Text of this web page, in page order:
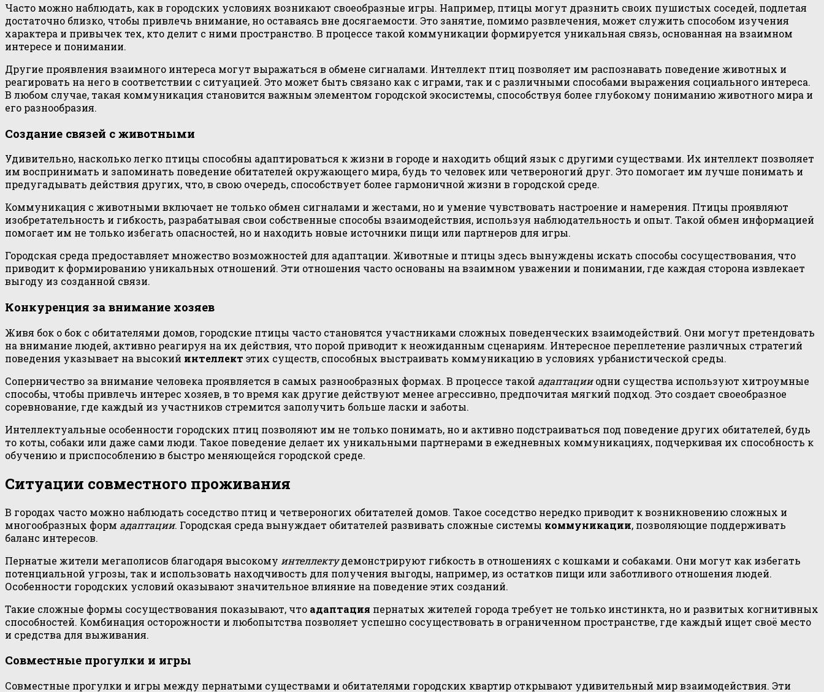
Часто можно наблюдать, как в городских условиях возникают своеобразные игры. Например, птицы могут дразнить своих пушистых соседей, подлетая
достаточно близко, чтобы привлечь внимание, но оставаясь вне досягаемости. Это занятие, помимо развлечения, может служить способом изучения
характера и привычек тех, кто делит с ними пространство. В процессе такой коммуникации формируется уникальная связь, основанная на взаимном
интересе и понимании.
Другие проявления взаимного интереса могут выражаться в обмене сигналами. Интеллект птиц позволяет им распознавать поведение животных и
реагировать на него в соответствии с ситуацией. Это может быть связано как с играми, так и с различными способами выражения социального интереса.
В любом случае, такая коммуникация становится важным элементом городской экосистемы, способствуя более глубокому пониманию животного мира и
его разнообразия.
Создание связей с животными
Удивительно, насколько легко птицы способны адаптироваться к жизни в городе и находить общий язык с другими существами. Их интеллект позволяет
им воспринимать и запоминать поведение обитателей окружающего мира, будь то человек или четвероногий друг. Это помогает им лучше понимать и
предугадывать действия других, что, в свою очередь, способствует более гармоничной жизни в городской среде.
Коммуникация с животными включает не только обмен сигналами и жестами, но и умение чувствовать настроение и намерения. Птицы проявляют
изобретательность и гибкость, разрабатывая свои собственные способы взаимодействия, используя наблюдательность и опыт. Такой обмен информацией
помогает им не только избегать опасностей, но и находить новые источники пищи или партнеров для игры.
Городская среда предоставляет множество возможностей для адаптации. Животные и птицы здесь вынуждены искать способы сосуществования, что
приводит к формированию уникальных отношений. Эти отношения часто основаны на взаимном уважении и понимании, где каждая сторона извлекает
выгоду из созданной связи.
Конкуренция за внимание хозяев
Живя бок о бок с обитателями домов, городские птицы часто становятся участниками сложных поведенческих взаимодействий. Они могут претендовать
на внимание людей, активно реагируя на их действия, что порой приводит к неожиданным сценариям. Интересное переплетение различных стратегий
поведения указывает на высокий интеллект этих существ, способных выстраивать коммуникацию в условиях урбанистической среды.
Соперничество за внимание человека проявляется в самых разнообразных формах. В процессе такой адаптацииодни существа используют хитроумные
способы, чтобы привлечь интерес хозяев, в то время как другие действуют менее агрессивно, предпочитая мягкий подход. Это создает своеобразное
соревнование, где каждый из участников стремится заполучить больше ласки и заботы.
Интеллектуальные особенности городских птиц позволяют им не только понимать, но и активно подстраиваться под поведение других обитателей, будь
то коты, собаки или даже сами люди. Такое поведение делает их уникальными партнерами в ежедневных коммуникациях, подчеркивая их способность к
обучению и приспособлению в быстро меняющейся городской среде.
Ситуации совместного проживания
В городах часто можно наблюдать соседство птиц и четвероногих обитателей домов. Такое соседство нередко приводит к возникновению сложных и
многообразных форм адаптации. Городская среда вынуждает обитателей развивать сложные системы коммуникации, позволяющие поддерживать
баланс интересов.
Пернатые жители мегаполисов благодаря высокому интеллектудемонстрируют гибкость в отношениях с кошками и собаками. Они могут как избегать
потенциальной угрозы, так и использовать находчивость для получения выгоды, например, из остатков пищи или заботливого отношения людей.
Особенности городских условий оказывают значительное влияние на поведение этих созданий.
Такие сложные формы сосуществования показывают, что адаптация пернатых жителей города требует не только инстинкта, но и развитых когнитивных
способностей. Комбинация осторожности и любопытства позволяет успешно сосуществовать в ограниченном пространстве, где каждый ищет своё место
и средства для выживания.
Совместные прогулки и игры
Совместные прогулки и игры между пернатыми существами и обитателями городских квартир открывают удивительный мир взаимодействия. Эти